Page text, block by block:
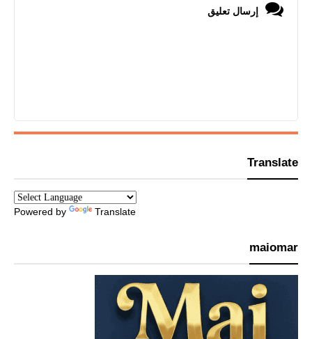
إرسال تعليق
Translate
Powered by Translate
maiomar